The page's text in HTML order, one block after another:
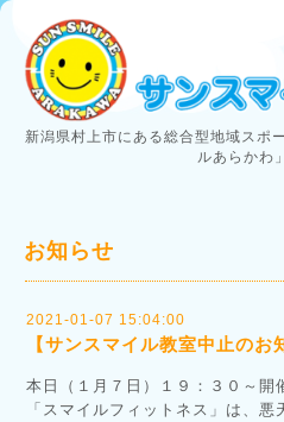
新潟県村上市にある総合型地域スポ
ルあらかわ
お知らせ
2021-01-07 15:04:00
【サンスマイル教室中止のお
本日（１月７日）１９：３０～開
「スマイルフィットネス」は、悪